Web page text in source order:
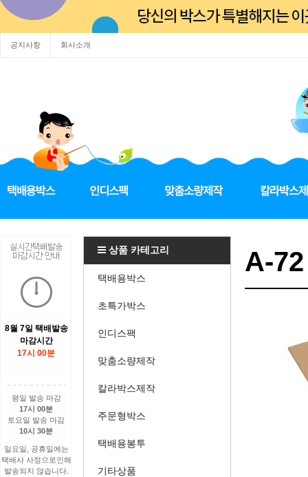
공지사항 회사소개
8월 7일 택배발송
마감시간
17시 00분
평일 발송 마감
17시 00분
토요일 발송 마감
10시 30분
일요일, 공휴일에는
택배사 사정으로인해
발송되지 않습니다.
상품 카테고리
택배용박스
초특가박스
인디스팩
맞춤소량제작
칼라박스제작
주문형박스
택배용봉투
기타상품
A-